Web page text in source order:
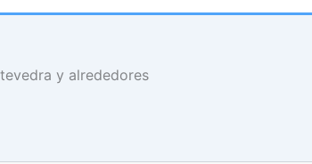
y alrededores